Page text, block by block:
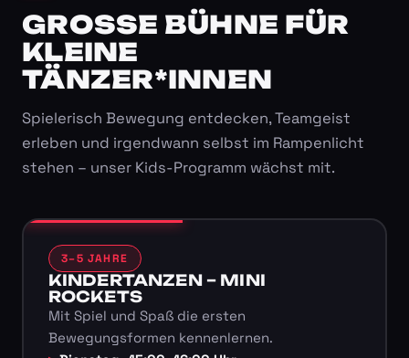
GROSSE BÜHNE FÜR K
LEINE T
ÄNZER*INNEN
Spielerisch Bewegung entdecken, Teamgeist
erleben und irgendwann selbst im Rampenlicht
stehen – unser Kids-Programm wächst mit.
3–5 JAHRE
KINDERTANZEN – MINI
ROCKETS
Mit Spiel und Spaß die ersten
Bewegungsformen kennenlernen.